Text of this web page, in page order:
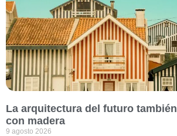
La arquitectura del futuro
con madera
9 agosto 2026